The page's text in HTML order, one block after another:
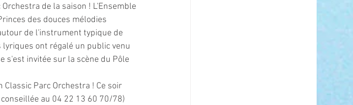
ET PATRIMOINE
Activité culture & musique
PREVENTION DE LA DELINQUANCE
de la saison ! L'Ensemble
des douces mélodies
de l'instrument typique de
ont régalé un public venu
s'est invitée sur la scène du Pôle
Parc Orchestra ! Ce soir
au 04 22 13 60 70/78)